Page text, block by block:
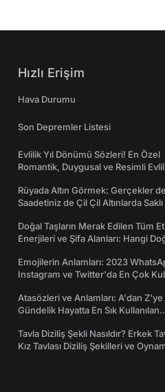
Hızlı Erişim
Hava Durumu
Son Depremler Listesi
Evlilik Yıl Dönümü Sözleri! En Özel
Romantik, Duygusal ve Resimli
Rüyada Altın Görmek: Gerçekler de
Saadetiniz de Çil Çil Altınlarda
Doğal Taşların Merak Edilen Tüm
Enerjileri ve Şifa Alanları: Hangi
Emojilerin Anlamları: 2023
Instagram ve Twitter'da En Çok
Atasözleri ve Anlamları: A'dan Z'ye
Gündelik Hayatta En Sık Kullanılan
Tavla Diziliş Şekli Nasıldır? Erkek
Kız Tavlası Diziliş Şekilleri ve